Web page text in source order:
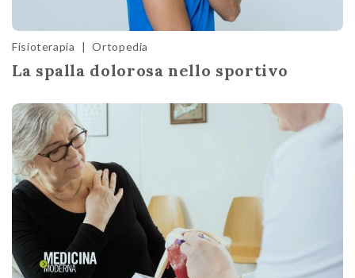
Fisioterapia | Ortopedia
La spalla dolorosa nello sportivo